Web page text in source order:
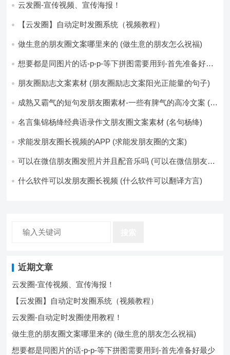
云发圈-宣传视频、宣传海报！
【云发圈】自动定时发圈系统（视频教程）
做生意的朋友圈文案哪里来的 (做生意的朋友怎么祝福)
想要都是同图片的话-p-p-等下拼图需要用到-首先准备好最
片-如果想要图片都不同得话-1-p-可以准备好45张的不同图
朋友圈励志文案素材 (朋友圈励志文案阳光正能量的句子)
成熟又霸气的短句发朋友圈素材-一些有脾气的高冷文案 (成
名言集锦杨绛经典语录作文朋友圈文案素材 (名句杨绛)
求能发朋友圈长视频的APP (求能发朋友圈的文案)
可以在微信朋友圈发照片并且配音乐吗 (可以在微信朋友圈
什么软件可以发朋友圈长视频 (什么软件可以翻译方言)
近期文章
云发圈-宣传视频、宣传海报！
【云发圈】自动定时发圈系统（视频教程）
云发圈-自动定时发圈使用教程！
做生意的朋友圈文案哪里来的 (做生意的朋友怎么祝福)
想要都是同图片的话-p-p-等下拼图需要用到-首先准备好最少